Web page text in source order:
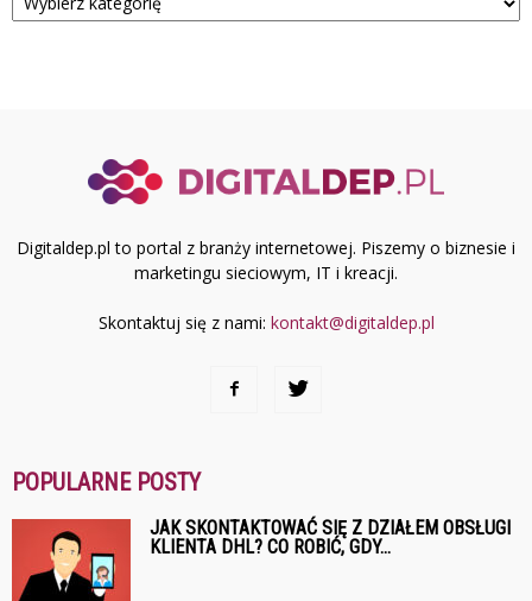
Digitaldep.pl to portal z branży internetowej. Piszemy o biznesie i
marketingu sieciowym, IT i kreacji.
Skontaktuj się z nami: kontakt@digitaldep.pl
POPULARNE POSTY
JAK SKONTAKTOWAĆ SIĘ Z DZIAŁEM OBSŁUGI
KLIENTA DHL? CO ROBIĆ, GDY...